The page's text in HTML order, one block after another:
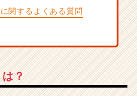
関するよくある質問
？